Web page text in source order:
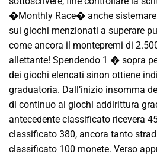
�Monthly Race� anche sistemare
sui giochi menzionati a superare
come ancora il montepremi di
allettante! Spendendo 1 � sopra
dei giochi elencati sinon ottiene
graduatoria. Dall’inizio insomma
di continuo ai giochi addirittura
antecedente classificato ricevera
classificato 380, ancora tanto
classificato 100 monete. Verso